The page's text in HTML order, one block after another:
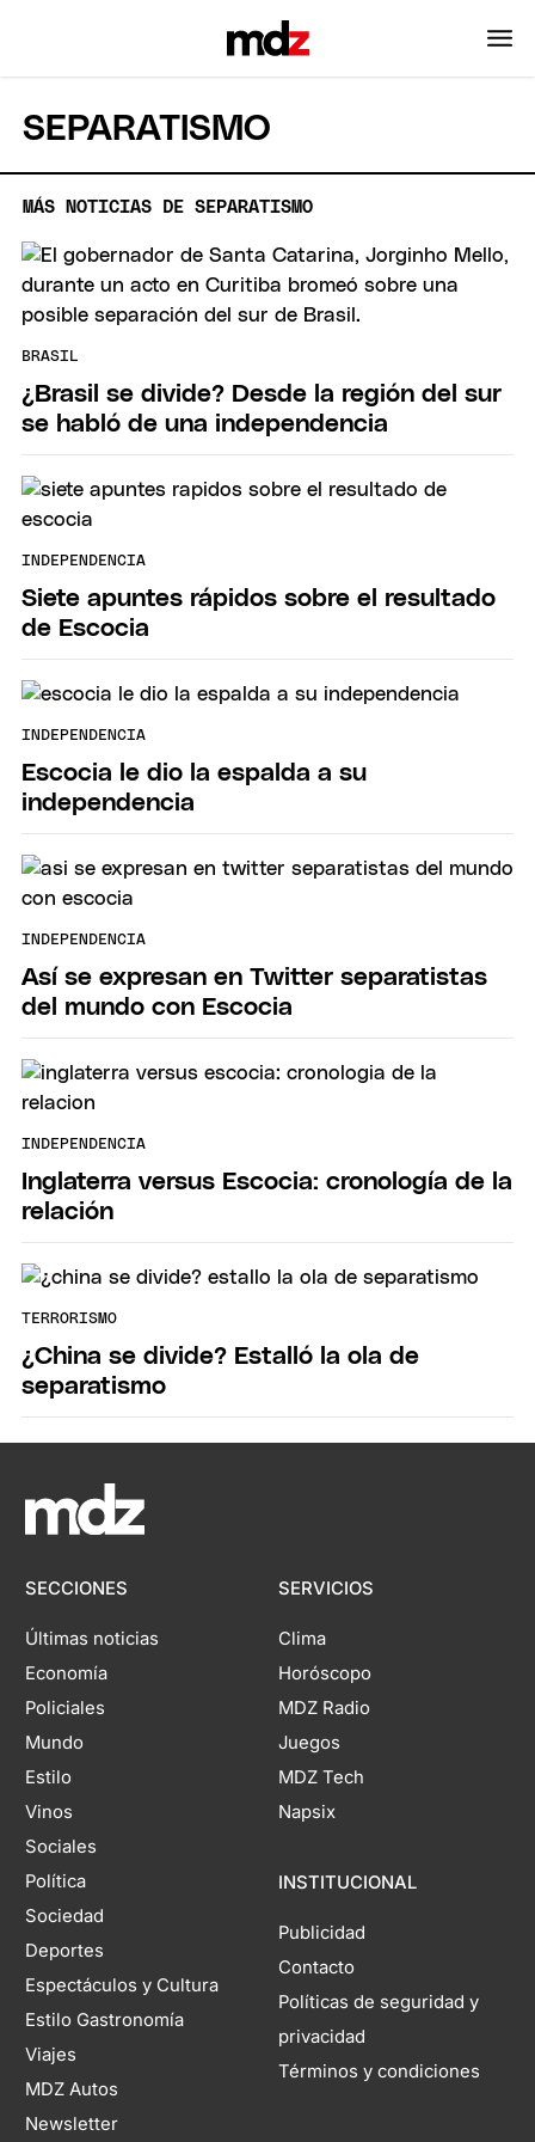
SEPARATISMO
MÁS NOTICIAS DE SEPARATISMO
BRASIL
¿Brasil se divide? Desde la región del sur
se habló de una independencia
INDEPENDENCIA
Siete apuntes rápidos sobre el resultado
de Escocia
INDEPENDENCIA
Escocia le dio la espalda a su
independencia
INDEPENDENCIA
Así se expresan en Twitter separatistas
del mundo con Escocia
INDEPENDENCIA
Inglaterra versus Escocia: cronología de la
relación
TERRORISMO
¿China se divide? Estalló la ola de
separatismo
SECCIONES
Últimas noticias
Economía
Policiales
Mundo
Estilo
Vinos
Sociales
Política
Sociedad
Deportes
Espectáculos y Cultura
Estilo Gastronomía
Viajes
MDZ Autos
Newsletter
SERVICIOS
Clima
Horóscopo
MDZ Radio
Juegos
MDZ Tech
Napsix
INSTITUCIONAL
Publicidad
Contacto
Políticas de seguridad y
privacidad
Términos y condiciones